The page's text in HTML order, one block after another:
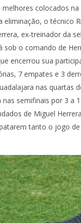
colocados na
eliminação, o técnico
ex-treinador da
sob o comando de
encerrou sua
7 empates e 3
nas quartas
semifinais por 3 a
de Miguel
tanto o jogo